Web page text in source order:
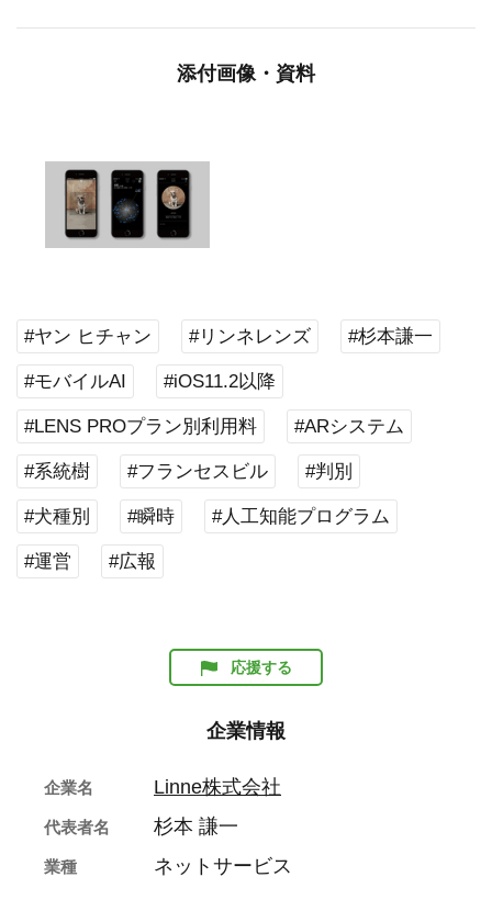
添付画像・資料
#ヤン ヒチャン #リンネレンズ #杉本謙一
#モバイルAI #iOS11.2以降
#LENS PROプラン別利用料 #ARシステム
#系統樹 #フランセスビル #判別
#犬種別 #瞬時 #人工知能プログラム
#運営 #広報
応援する
企業情報
企業名 Linne株式会社
代表者名 杉本 謙一
業種 ネットサービス